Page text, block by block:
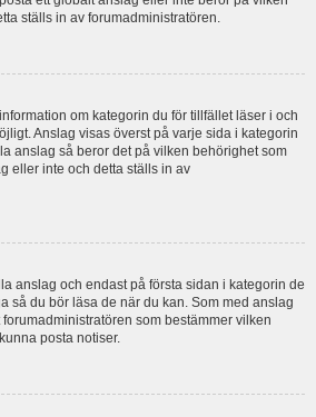
ställs in av forumadministratören.
om kategorin du för tillfället läser i och
Anslag visas överst på varje sida i kategorin
anslag så beror det på vilken behörighet som
eller inte och detta ställs in av
anslag och endast på första sidan i kategorin de
så du bör läsa de när du kan. Som med anslag
som bestämmer vilken
posta notiser.